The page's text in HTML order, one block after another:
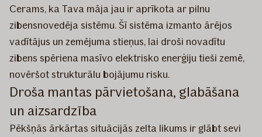
Cerams, ka Tava māja jau ir aprīkota ar pilnu
zibensnovedēja sistēmu. Šī sistēma izmanto ārējos
vadītājus un zemējuma stieņus, lai droši novadītu
zibens spēriena masīvo elektrisko enerģiju tieši zemē,
novēršot strukturālu bojājumu risku.
Droša mantas pārvietošana, glabāšana
un aizsardzība
Pēkšņās ārkārtas situācijās zelta likums ir glābt sevi